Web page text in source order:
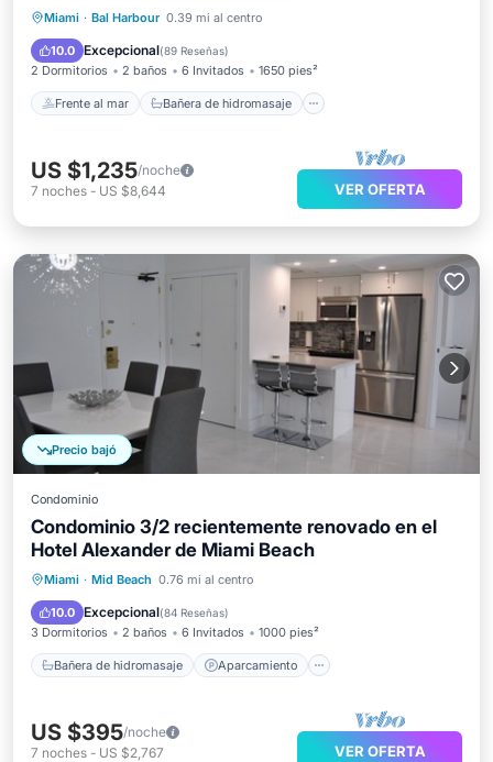
Miami · Bal Harbour 0.39 mi al centro
10.0 Excepcional(89 Reseñas)
2 Dormitorios 2 baños 6 Invitados 1650 pies²
Frente al mar Bañera de hidromasaje
Frente al mar
Bañera de hidromasaje
Aparcamiento
US $1,235/noche
7 noches - US $8,644 VER OFERTA
Precio bajó
Condominio
Condominio 3/2 recientemente renovado en el
Hotel Alexander de Miami Beach
Miami · Mid Beach 0.76 mi al centro
10.0 Excepcional(84 Reseñas)
3 Dormitorios 2 baños 6 Invitados 1000 pies²
Bañera de hidromasaje Aparcamiento
Bañera de hidromasaje
Piscina
Spa
US $395/noche
7 noches - US $2,767 VER OFERTA